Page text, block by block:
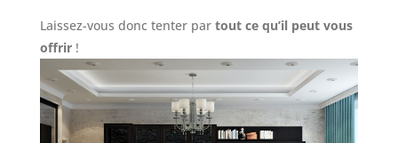
Laissez-vous donc tenter partout ce qu’il peut vous
offrir!